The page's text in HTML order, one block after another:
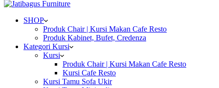
SHOP
Produk Chair | Kursi Makan Cafe Resto
Produk Kabinet, Bufet, Credenza
Kategori Kursi
Kursi
Produk Chair | Kursi Makan Cafe Resto
Kursi Cafe Resto
Kursi Tamu Sofa Ukir